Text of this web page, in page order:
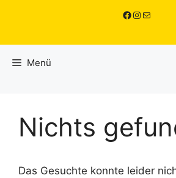
Facebook
Instagram
E-Mail
Menü
Nichts
Das Gesuchte konnte leider